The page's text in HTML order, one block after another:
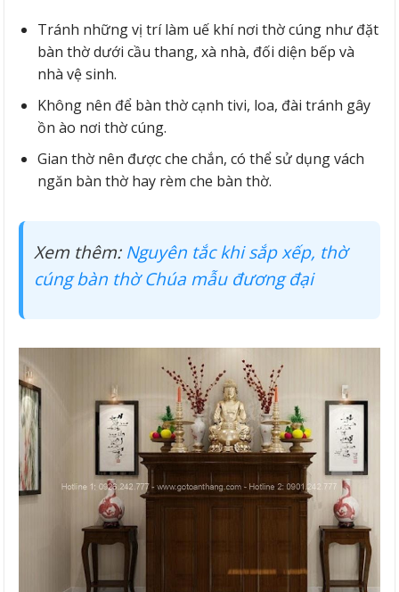
Tránh những vị trí làm uế khí nơi thờ cúng như đặt
bàn thờ dưới cầu thang, xà nhà, đối diện bếp và
nhà vệ sinh.
Không nên để bàn thờ cạnh tivi, loa, đài tránh gây
ồn ào nơi thờ cúng.
Gian thờ nên được che chắn, có thể sử dụng vách
ngăn bàn thờ hay rèm che bàn thờ.
Xem thêm: Nguyên tắc khi sắp xếp, thờ
cúng bàn thờ Chúa mẫu đương đại